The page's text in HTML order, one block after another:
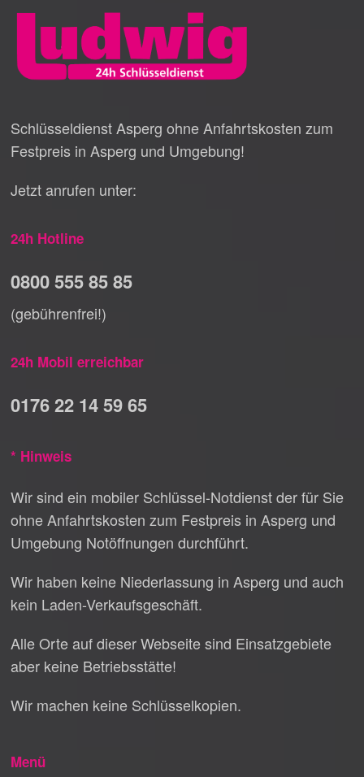
Schlüsseldienst Asperg ohne Anfahrtskosten zum
Festpreis in Asperg und Umgebung!
Jetzt anrufen unter:
24h Hotline
0800 555 85 85
(gebührenfrei!)
24h Mobil erreichbar
0176 22 14 59 65
* Hinweis
Wir sind ein mobiler Schlüssel-Notdienst der für Sie
ohne Anfahrtskosten zum Festpreis in Asperg und
Umgebung Notöffnungen durchführt.
Wir haben keine Niederlassung in Asperg und auch
kein Laden-Verkaufsgeschäft.
Alle Orte auf dieser Webseite sind Einsatzgebiete
aber keine Betriebsstätte!
Wir machen keine Schlüsselkopien.
Menü